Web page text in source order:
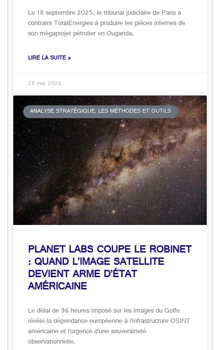
Le 18 septembre 2025, le tribunal judiciaire de Paris a
contraint TotalEnergies à produire les pièces internes de
son mégaprojet pétrolier en Ouganda.
LIRE LA SUITE »
28 mai 2026
ANALYSE STRATÉGIQUE, LES MÉTHODES ET OUTILS
PLANET LABS COUPE LE ROBINET
: QUAND L’IMAGE SATELLITE
DEVIENT ARME D’ÉTAT
AMÉRICAINE
Le délai de 96 heures imposé sur les images du Golfe
révèle la dépendance européenne à l’infrastructure OSINT
américaine et l’urgence d’une souveraineté
observationnelle.